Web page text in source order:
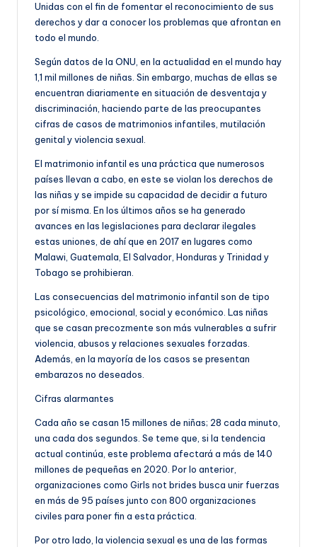
Unidas con el fin de fomentar el reconocimiento de sus
derechos y dar a conocer los problemas que afrontan en
todo el mundo.
Según datos de la ONU, en la actualidad en el mundo hay
1,1 mil millones de niñas. Sin embargo, muchas de ellas se
encuentran diariamente en situación de desventaja y
discriminación, haciendo parte de las preocupantes
cifras de casos de matrimonios infantiles, mutilación
genital y violencia sexual.
El matrimonio infantil es una práctica que numerosos
países llevan a cabo, en este se violan los derechos de
las niñas y se impide su capacidad de decidir a futuro
por sí misma. En los últimos años se ha generado
avances en las legislaciones para declarar ilegales
estas uniones, de ahí que en 2017 en lugares como
Malawi, Guatemala, El Salvador, Honduras y Trinidad y
Tobago se prohibieran.
Las consecuencias del matrimonio infantil son de tipo
psicológico, emocional, social y económico. Las niñas
que se casan precozmente son más vulnerables a sufrir
violencia, abusos y relaciones sexuales forzadas.
Además, en la mayoría de los casos se presentan
embarazos no deseados.
Cifras alarmantes
Cada año se casan 15 millones de niñas; 28 cada minuto,
una cada dos segundos. Se teme que, si la tendencia
actual continúa, este problema afectará a más de 140
millones de pequeñas en 2020. Por lo anterior,
organizaciones como Girls not brides busca unir fuerzas
en más de 95 países junto con 800 organizaciones
civiles para poner fin a esta práctica.
Por otro lado, la violencia sexual es una de las formas